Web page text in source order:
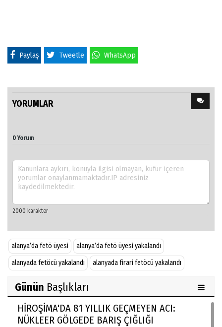
Paylaş Tweetle WhatsApp
YORUMLAR
0 Yorum
alanya’da fetö üyesi
alanya’da fetö üyesi yakalandı
alanyada fetöcü yakalandı
alanyada firari fetöcü yakalandı
Günün Başlıkları
HİROŞİMA'DA 81 YILLIK GEÇMEYEN ACI:
NÜKLEER GÖLGEDE BARIŞ ÇIĞLIĞI